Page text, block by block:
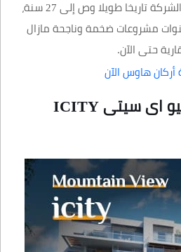
بحجم استثمار ضخم، وتمتلك الشركة تاريخا طويلا وص إلى 27 سنة،
مشروعات ضخمة وناجحة مازال
حتى الآن.
4- كمبوند ماونتن فيو اى سيتى ICITY